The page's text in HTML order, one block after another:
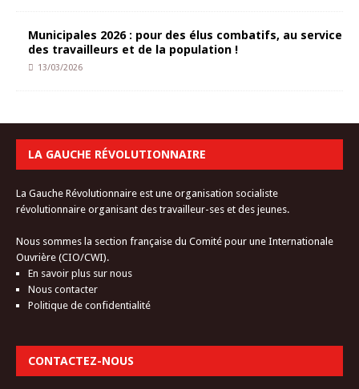
Municipales 2026 : pour des élus combatifs, au service
des travailleurs et de la population !
13/03/2026
LA GAUCHE RÉVOLUTIONNAIRE
La Gauche Révolutionnaire est une organisation socialiste
révolutionnaire organisant des travailleur-ses et des jeunes.
Nous sommes la section française du Comité pour une Internationale
Ouvrière (CIO/CWI).
En savoir plus sur nous
Nous contacter
Politique de confidentialité
CONTACTEZ-NOUS